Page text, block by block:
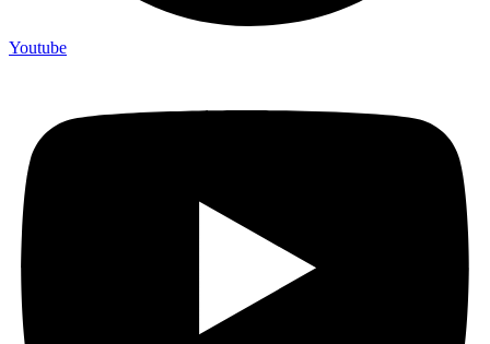
Youtube